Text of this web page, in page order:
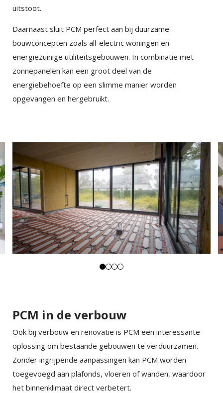
uitstoot.
Daarnaast sluit PCM perfect aan bij duurzame
bouwconcepten zoals all-electric woningen en
energiezuinige utiliteitsgebouwen. In combinatie met
zonnepanelen kan een groot deel van de
energiebehoefte op een slimme manier worden
opgevangen en hergebruikt.
PCM in de verbouw
Ook bij verbouw en renovatie is PCM een interessante
oplossing om bestaande gebouwen te verduurzamen.
Zonder ingrijpende aanpassingen kan PCM worden
toegevoegd aan plafonds, vloeren of wanden, waardoor
het binnenklimaat direct verbetert.
SHARE
Facebook
Twitter
EXAMPLE POP-UP
Penatibus et magnis dis parturient montes
nascetur ridiculus mus. Id aliquet risus feugiat in
ante. Nullam vehicula ipsum a arcu. Tristique
magna sit amet purus gravida quis blandit turpis.
Tortor consequat id porta nibh venenatis cras sed
felis.